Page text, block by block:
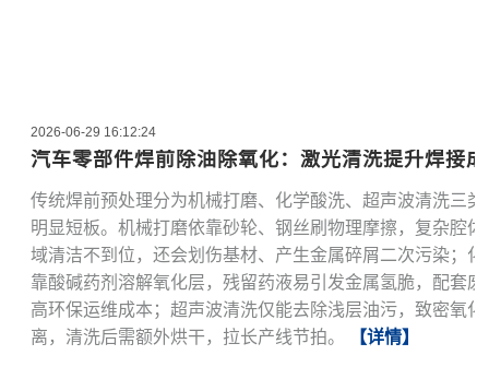
2026-06-29 16:12:24
汽车零部件焊前除油除氧化：激光清洗提升焊接
传统焊前预处理分为机械打磨、化学酸洗、超声波清洗三
明显短板。机械打磨依靠砂轮、钢丝刷物理摩擦，复杂腔
域清洁不到位，还会划伤基材、产生金属碎屑二次污染；
靠酸碱药剂溶解氧化层，残留药液易引发金属氢脆，配套
高环保运维成本；超声波清洗仅能去除浅层油污，致密氧
离，清洗后需额外烘干，拉长产线节拍。
【详情】